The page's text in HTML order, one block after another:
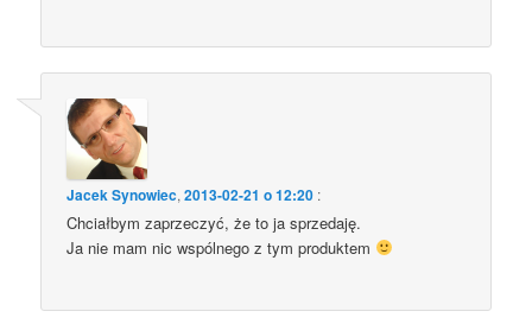
Jacek Synowiec,2013-02-21 o 12:20 :
Chciałbym zaprzeczyć, że to ja sprzedaję.
Ja nie mam nic wspólnego z tym produktem